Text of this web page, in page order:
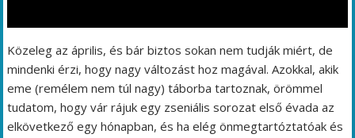
Közeleg az április, és bár biztos sokan nem tudják miért, de
mindenki érzi, hogy nagy változást hoz magával. Azokkal, akik
eme (remélem nem túl nagy) táborba tartoznak, örömmel
tudatom, hogy vár rájuk egy zseniális sorozat első évada az
elkövetkező egy hónapban, és ha elég önmegtartóztatóak és